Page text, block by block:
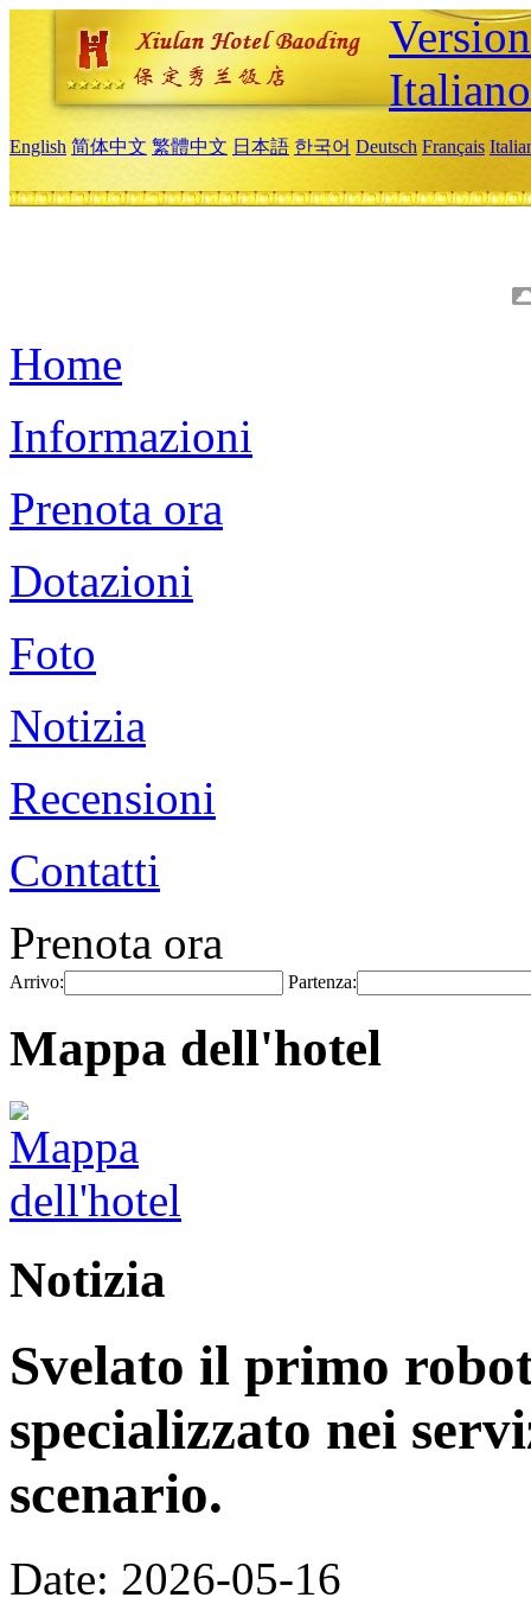
Italiano
English 简体中文 繁體中文 日本語 한국어 Deutsch Français
Home
Informazioni
Prenota ora
Dotazioni
Foto
Notizia
Recensioni
Contatti
Prenota ora
Arrivo: Partenza:
Mappa dell'hotel
Notizia
Svelato il primo
specializzato nei
scenario.
Date: 2026-05-16